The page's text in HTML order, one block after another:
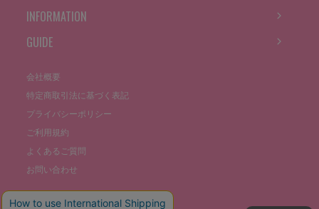
INFORMATION
GUIDE
会社概要
特定商取引法に基づく表記
プライバシーポリシー
ご利用規約
よくあるご質問
お問い合わせ